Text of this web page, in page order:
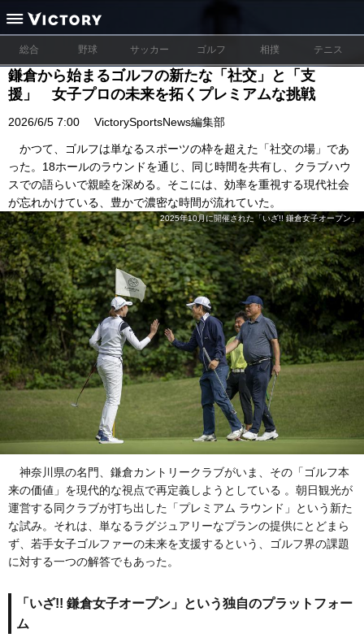
総合 野球 サッカー ゴルフ 相撲 テニス
鎌倉から始まるゴルフの新たな「社交」と「支
援」 女子プロの未来を拓くプレミアムな挑戦
2026/6/5 7:00 VictorySportsNews編集部
かつて、ゴルフは単なるスポーツの枠を超えた「社交の場」であ
った。18ホールのラウンドを通じ、同じ時間を共有し、クラブハウ
スでの語らいで親睦を深める。そこには、効率を重視する現代社会
が忘れかけている、豊かで濃密な時間が流れていた。
2025年10月に開催された「いざ!! 鎌倉女子オープン」
神奈川県の名門、鎌倉カントリークラブがいま、その「ゴルフ本
来の価値」を現代的な視点で再定義しようとしている 。朝日観光が
運営する同クラブが打ち出した「プレミアム ラウンド」という新た
な試み。それは、単なるラグジュアリーなプランの提供にとどまら
ず、若手女子ゴルファーの未来を支援するという、ゴルフ界の課題
に対する一つの解答でもあった。
「いざ!! 鎌倉女子オープン」という独自のプラットフォー
ム